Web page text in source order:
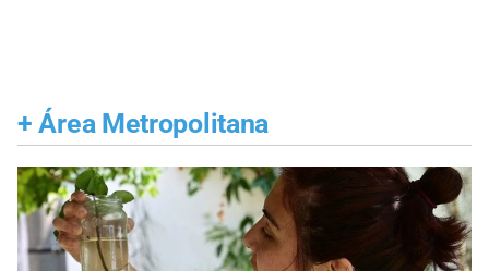
+ Área Metropolitana